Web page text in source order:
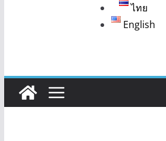
ไทย
English